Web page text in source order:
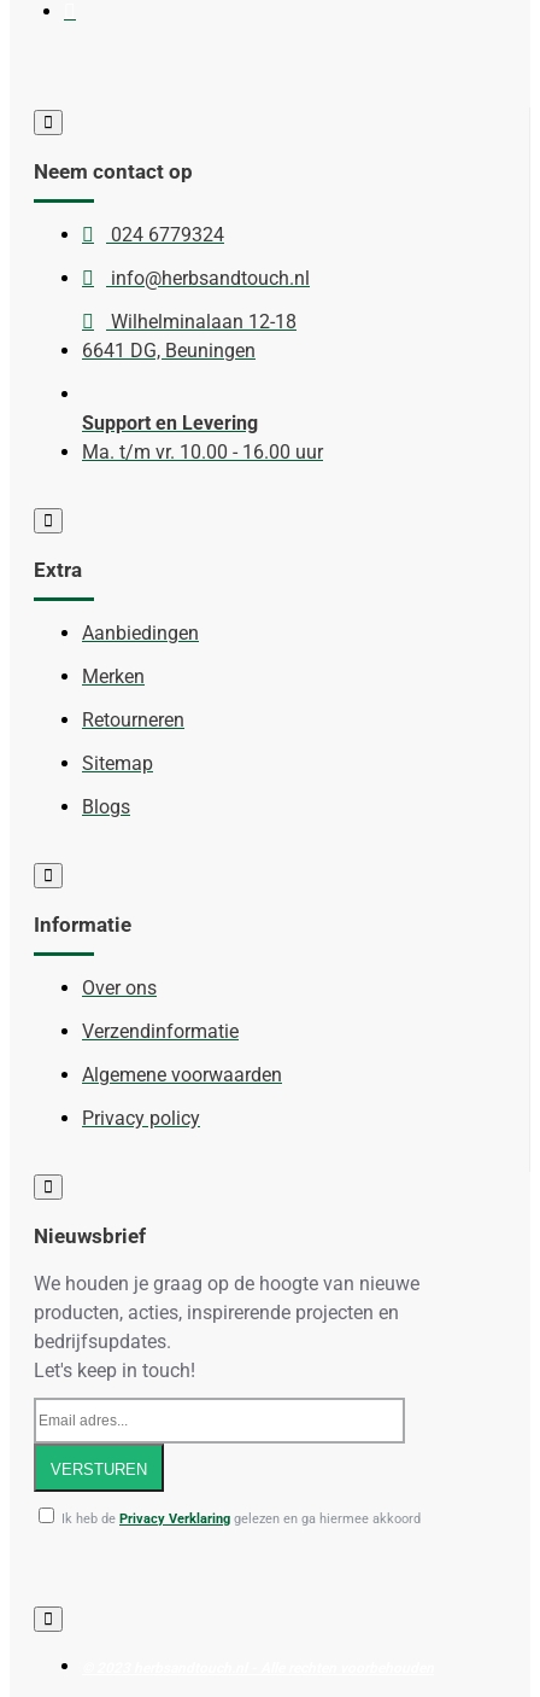
Neem contact op
024 6779324
info@herbsandtouch.nl
Wilhelminalaan 12-18
6641 DG, Beuningen
Support en Levering
Ma. t/m vr. 10.00 - 16.00 uur
Extra
Aanbiedingen
Merken
Retourneren
Sitemap
Blogs
Informatie
Over ons
Verzendinformatie
Algemene voorwaarden
Privacy policy
Nieuwsbrief
We houden je graag op de hoogte van nieuwe
producten, acties, inspirerende projecten en
bedrijfsupdates.
Let's keep in touch!
adres...
VERSTUREN
Ik heb de Privacy Verklaring gelezen en ga hiermee akkoord